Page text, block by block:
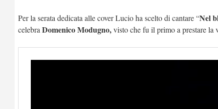
Per la serata dedicata alle cover Lucio ha scelto di cantare “Nel
celebra Domenico Modugno,visto che fu il primo a prestare la